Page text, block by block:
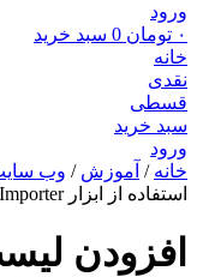
ورود
۰ تومان 0 سبد خرید
خانه
نقدی
قسطی
سبد خرید
ورود
خانه / آموزش / وب
استفاده از ابزار Address Importer
افزودن